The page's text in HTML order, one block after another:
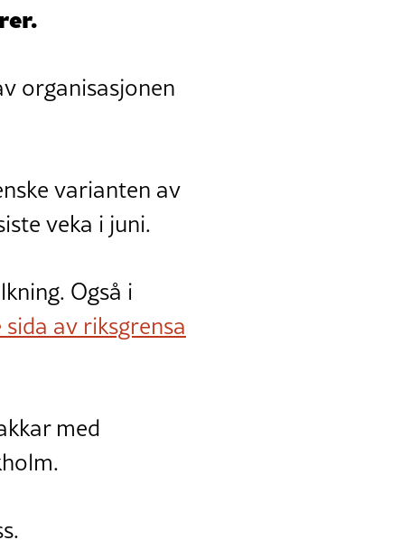
organisasjonen
varianten av
veka i juni.
Også i
av riksgrensa
med